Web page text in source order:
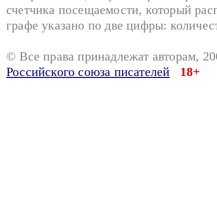
счетчика посещаемости, который
графе указано по две цифры:
© Все права принадлежат авторам,
Российского союза писателей
18+